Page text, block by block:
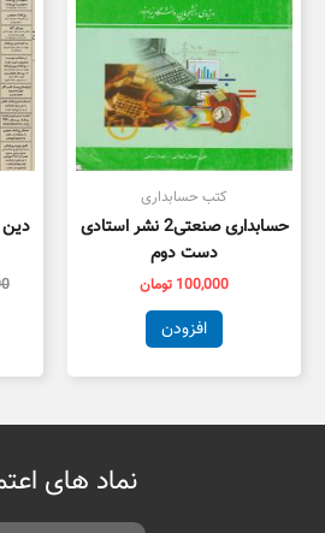
کتب حسابداری
حسابداری صنعتی2 نشر استادی
دست دوم
100,000 تومان
افزودن
نماد های